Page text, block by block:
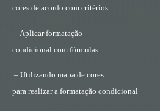
cores de acordo com critérios
– Aplicar formatação
condicional com fórmulas
– Utilizando mapa de cores
para realizar a formatação condicional